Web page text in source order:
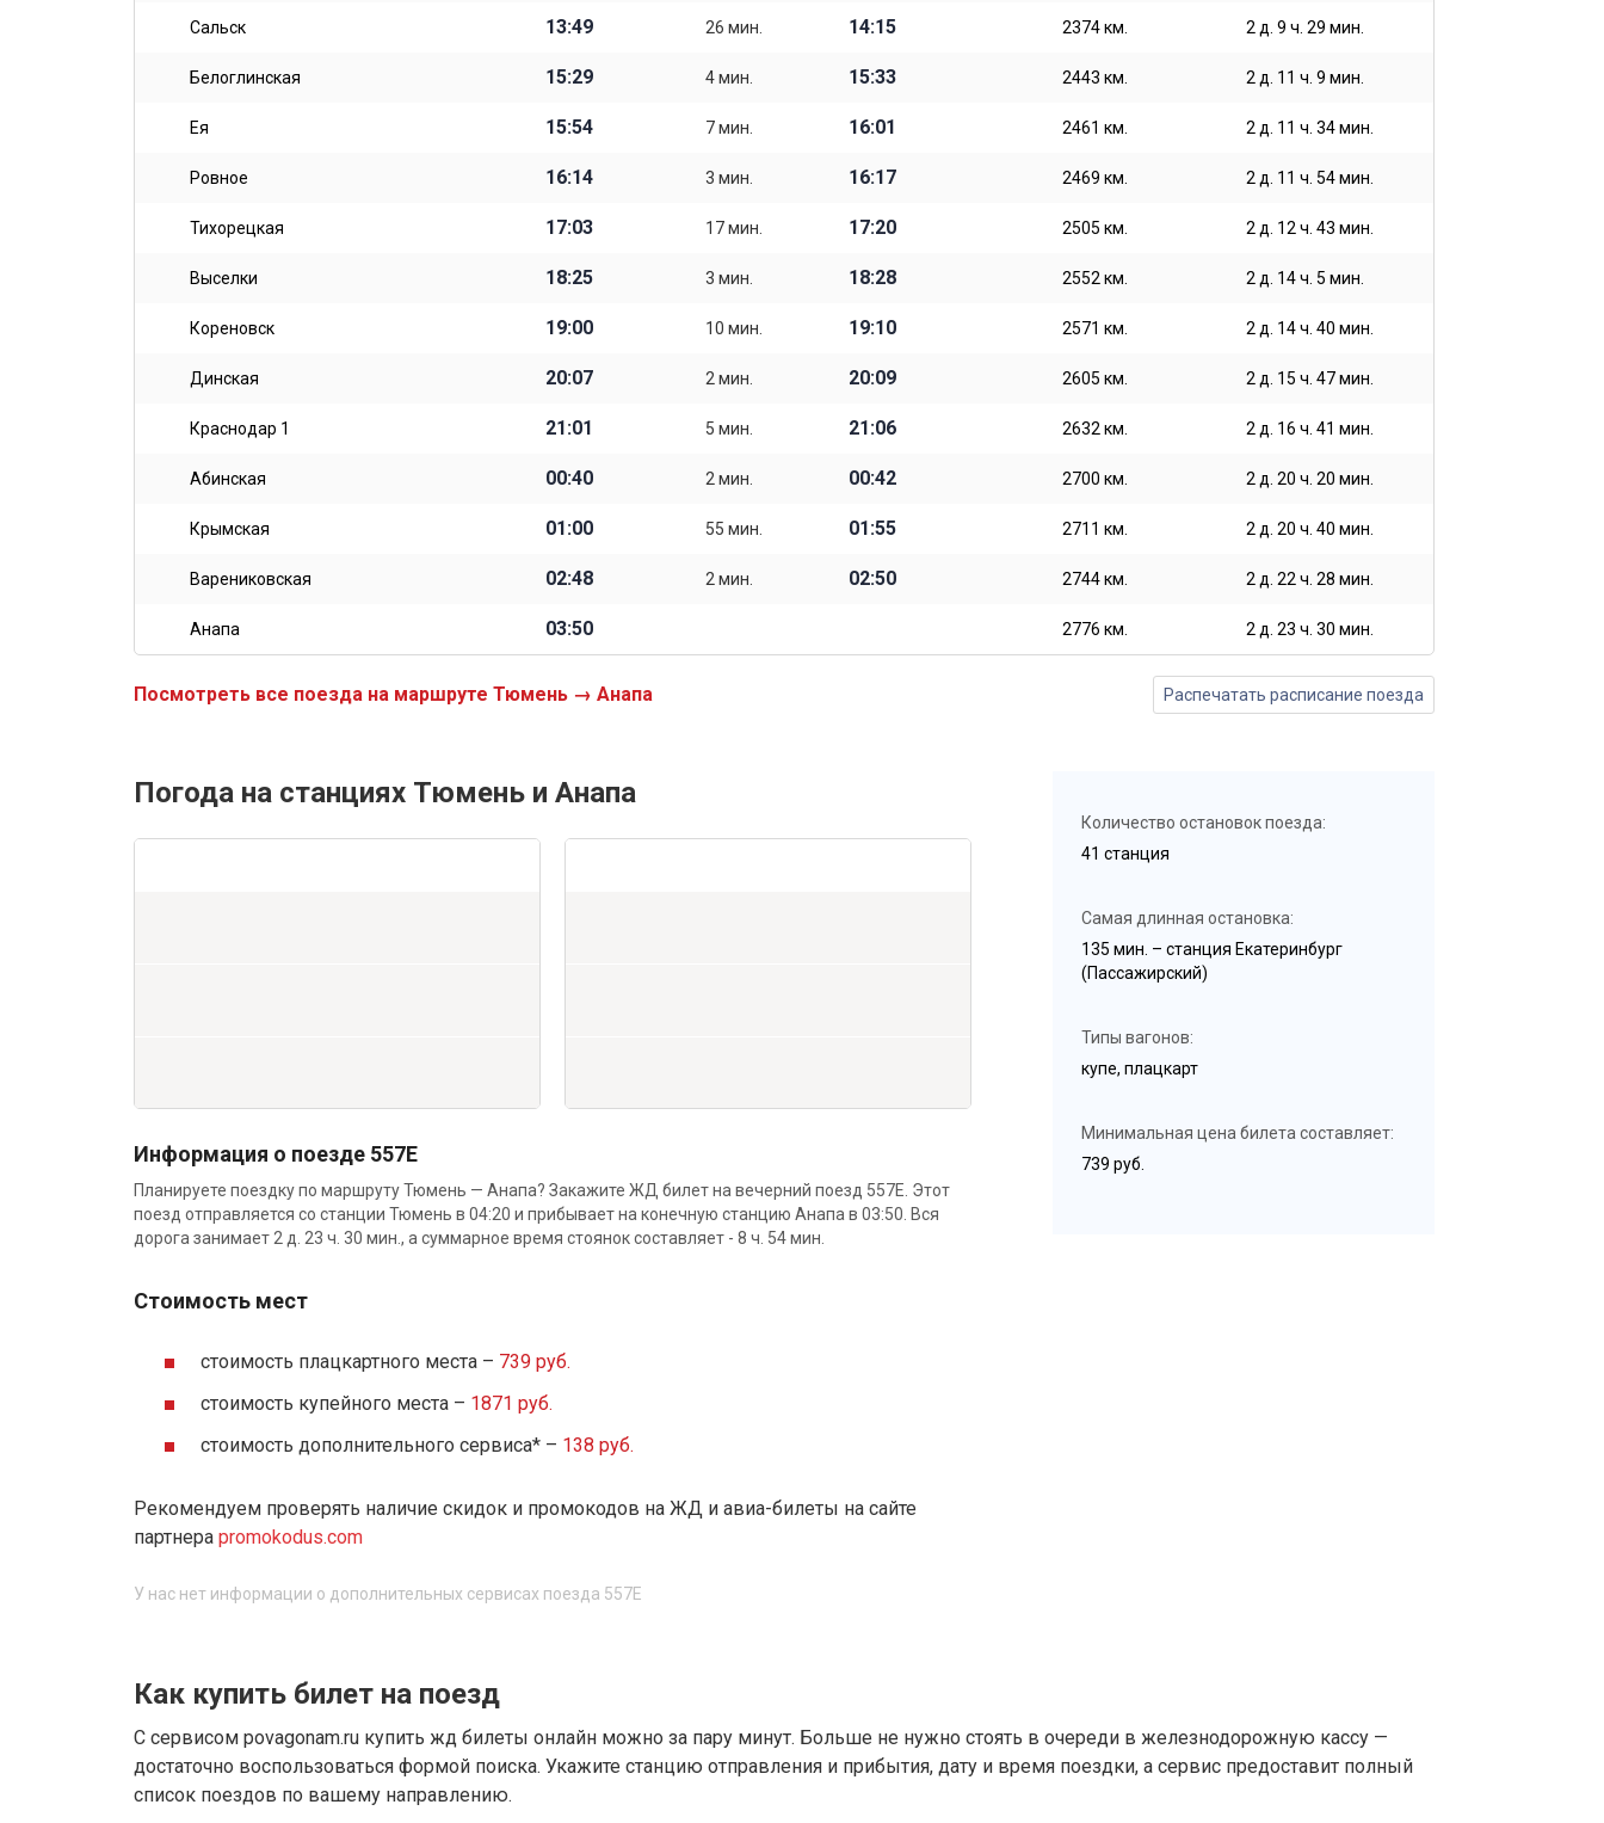
Сальск 13:49 26 мин. 14:15 2374 км. 2 д. 9 ч. 29 мин.
Белоглинская 15:29 4 мин. 15:33 2443 км. 2 д. 11 ч. 9 мин.
Ея 15:54 7 мин. 16:01 2461 км. 2 д. 11 ч. 34 мин.
Ровное 16:14 3 мин. 16:17 2469 км. 2 д. 11 ч. 54 мин.
Тихорецкая 17:03 17 мин. 17:20 2505 км. 2 д. 12 ч. 43 мин.
Выселки 18:25 3 мин. 18:28 2552 км. 2 д. 14 ч. 5 мин.
Кореновск 19:00 10 мин. 19:10 2571 км. 2 д. 14 ч. 40 мин.
Динская 20:07 2 мин. 20:09 2605 км. 2 д. 15 ч. 47 мин.
Краснодар 1 21:01 5 мин. 21:06 2632 км. 2 д. 16 ч. 41 мин.
Абинская 00:40 2 мин. 00:42 2700 км. 2 д. 20 ч. 20 мин.
Крымская 01:00 55 мин. 01:55 2711 км. 2 д. 20 ч. 40 мин.
Варениковская 02:48 2 мин. 02:50 2744 км. 2 д. 22 ч. 28 мин.
Анапа 03:50 2776 км. 2 д. 23 ч. 30 мин.
Посмотреть все поезда на маршруте Тюмень → Анапа Распечатать расписание поезда
Погода на станциях Тюмень и Анапа
Информация о поезде 557Е
Планируете поездку по маршруту Тюмень — Анапа? Закажите ЖД билет на вечерний поезд 557Е. Этот
поезд отправляется со станции Тюмень в 04:20 и прибывает на конечную станцию Анапа в 03:50. Вся
дорога занимает 2 д. 23 ч. 30 мин., а суммарное время стоянок составляет - 8 ч. 54 мин.
Стоимость мест
стоимость плацкартного места – 739 руб.
стоимость купейного места – 1871 руб.
стоимость дополнительного сервиса* – 138 руб.
Рекомендуем проверять наличие скидок и промокодов на ЖД и авиа-билеты на сайте
партнера promokodus.com
У нас нет информации о дополнительных сервисах поезда 557Е
Количество остановок поезда:
41 станция
Самая длинная остановка:
135 мин. – станция Екатеринбург
(Пассажирский)
Типы вагонов:
купе, плацкарт
Минимальная цена билета составляет:
739 руб.
Как купить билет на поезд
С сервисом povagonam.ru купить жд билеты онлайн можно за пару минут. Больше не нужно стоять в очереди в железнодорожную кассу —
достаточно воспользоваться формой поиска. Укажите станцию отправления и прибытия, дату и время поездки, а сервис предоставит полный
список поездов по вашему направлению.